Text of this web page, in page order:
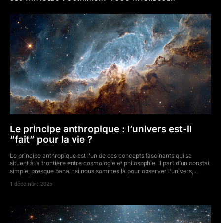
Le principe anthropique : l’univers est-il
“fait” pour la vie ?
Le principe anthropique est l’un de ces concepts fascinants qui se
situent à la frontière entre cosmologie et philosophie. Il part d’un constat
simple, presque banal : si nous sommes là pour observer l’univers,...
1 décembre 2025